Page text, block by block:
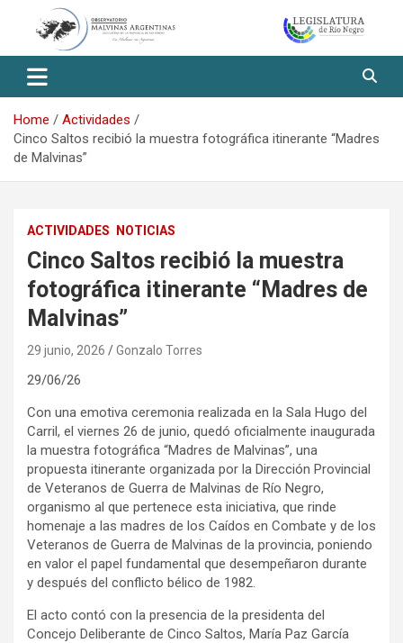
Observatorio Malvinas – Río
Negro
Home
Actividades
Cinco Saltos recibió la muestra fotográfica itinerante “Madres
de Malvinas”
ACTIVIDADES NOTICIAS
Cinco Saltos recibió la muestra
fotográfica itinerante “Madres de
Malvinas”
29 junio, 2026 Gonzalo Torres
29/06/26
Con una emotiva ceremonia realizada en la Sala Hugo del
Carril, el viernes 26 de junio, quedó oficialmente inaugurada
la muestra fotográfica “Madres de Malvinas”, una
propuesta itinerante organizada por la Dirección Provincial
de Veteranos de Guerra de Malvinas de Río Negro,
organismo al que pertenece esta iniciativa, que rinde
homenaje a las madres de los Caídos en Combate y de los
Veteranos de Guerra de Malvinas de la provincia, poniendo
en valor el papel fundamental que desempeñaron durante
y después del conflicto bélico de 1982.
El acto contó con la presencia de la presidenta del
Concejo Deliberante de Cinco Saltos, María Paz García